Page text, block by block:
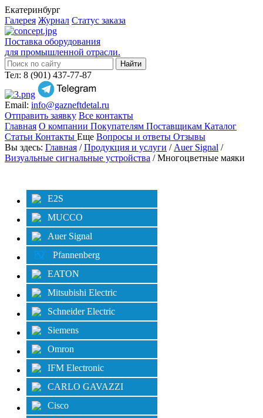
Екатеринбург
Галерея Журнал Статус заказа
Поставка оборудования
для промышленной отрасли.
Тел: 8 (901) 437-77-87
Email: info@gazneftdetal.ru
Отправить заявку Все контакты
Главная О компании Покупателям Поставщикам Каталог
Статьи Контакты Еще Вопросы и ответы Отзывы
Вы здесь: Главная /Продукция и услуги / Auer Signal /
Визуальные сигнальные устройства / Многоцветные маяки
E2S
MUCCO
Auer Signal
Pfannenberg
EATON
Mitsubishi Electric
Schneider Electric
Siemens
Omron
IFM Electronic
CARLO GAVAZZI
Cisco